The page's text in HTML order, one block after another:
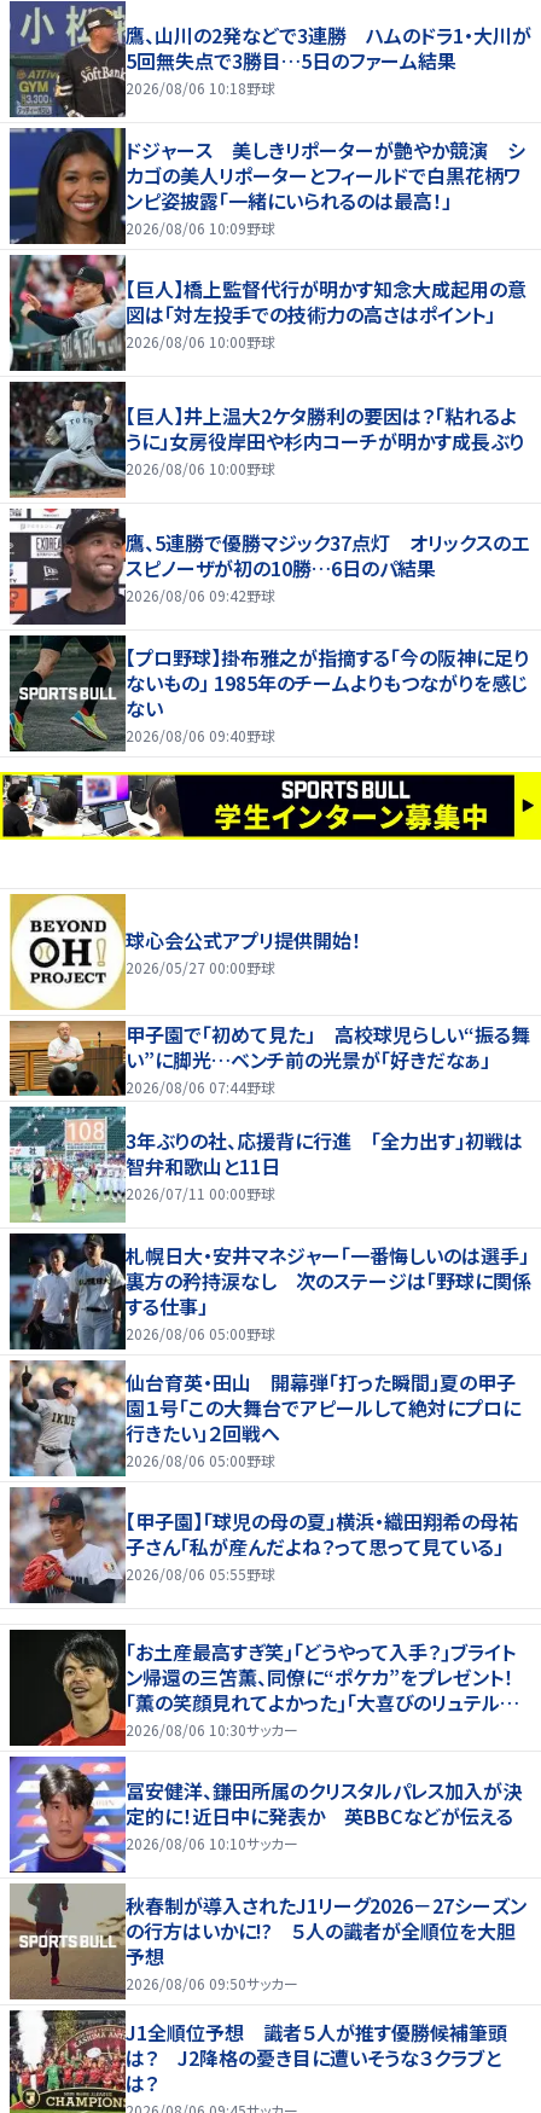
鷹、山川の2発などで3連勝 ハムのドラ1・大川が
5回無失点で3勝目…5日のファーム結果
2026/08/06 10:18野球
ドジャース 美しきリポーターが艶やか競演 シ
カゴの美人リポーターとフィールドで白黒花柄ワ
ンピ姿披露「一緒にいられるのは最高！」
2026/08/06 10:09野球
【巨人】橋上監督代行が明かす知念大成起用の意
図は「対左投手での技術力の高さはポイント」
2026/08/06 10:00野球
【巨人】井上温大2ケタ勝利の要因は？「粘れるよ
うに」女房役岸田や杉内コーチが明かす成長ぶり
2026/08/06 10:00野球
鷹、5連勝で優勝マジック37点灯 オリックスのエ
スピノーザが初の10勝…6日のパ結果
2026/08/06 09:42野球
【プロ野球】掛布雅之が指摘する「今の阪神に足り
ないもの」 1985年のチームよりもつながりを感じ
ない
2026/08/06 09:40野球
球心会公式アプリ提供開始！
2026/05/27 00:00野球
甲子園で「初めて見た」 高校球児らしい“振る舞
い”に脚光…ベンチ前の光景が「好きだなぁ」
2026/08/06 07:44野球
3年ぶりの社、応援背に行進 「全力出す」初戦は
智弁和歌山と11日
2026/07/11 00:00野球
札幌日大・安井マネジャー「一番悔しいのは選手」
裏方の矜持涙なし 次のステージは「野球に関係
する仕事」
2026/08/06 05:00野球
仙台育英・田山 開幕弾「打った瞬間」夏の甲子
園１号「この大舞台でアピールして絶対にプロに
行きたい」２回戦へ
2026/08/06 05:00野球
【甲子園】「球児の母の夏」横浜・織田翔希の母祐
子さん「私が産んだよね？って思って見ている」
2026/08/06 05:55野球
｢お土産最高すぎ笑｣｢どうやって入手？｣ブライト
ン帰還の三笘薫、同僚に“ポケカ”をプレゼント！
｢薫の笑顔見れてよかった｣｢大喜びのリュテル可
愛すぎ｣
2026/08/06 10:30サッカー
冨安健洋、鎌田所属のクリスタルパレス加入が決
定的に！近日中に発表か 英BBCなどが伝える
2026/08/06 10:10サッカー
秋春制が導入されたJ1リーグ2026－27シーズン
の行方はいかに!? ５人の識者が全順位を大胆
予想
2026/08/06 09:50サッカー
J1全順位予想 識者５人が推す優勝候補筆頭
は？ J2降格の憂き目に遭いそうな３クラブと
は？